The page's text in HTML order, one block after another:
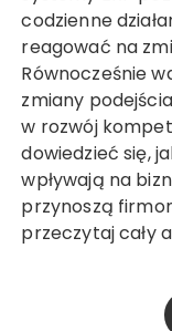
codzienne
reagować na
Równocześnie
zmiany
w rozwój
dowiedzieć się,
wpływają na
przynoszą
przeczytaj cały